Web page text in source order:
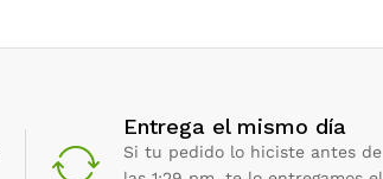
Entrega el mismo día
Si tu pedido lo hiciste antes de